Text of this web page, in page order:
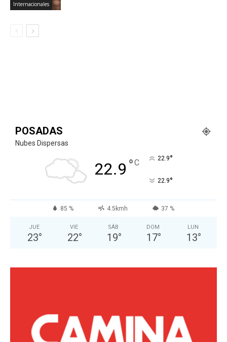
Internacionales
POSADAS
Nubes Dispersas
22.9 °C 22.9°
22.9°
85 % 4.5kmh 37 %
JUE
23°
VIE
22°
SÁB
19°
DOM
17°
LUN
13°